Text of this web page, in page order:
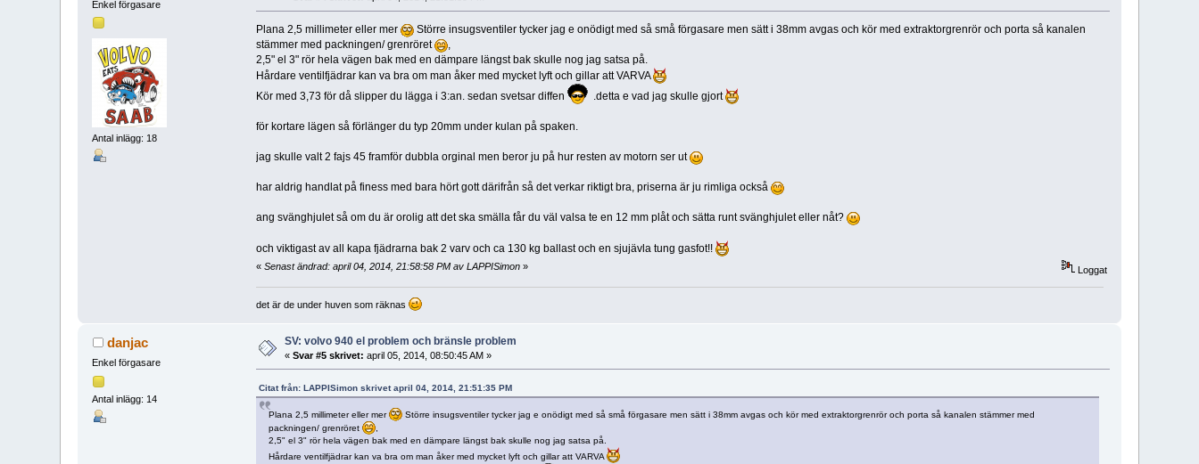
Enkel förgasare
Antal inlägg: 18
Plana 2,5 millimeter eller mer
Större insugsventiler tycker jag e onödigt med så små förgasare men sätt i 38mm avgas och kör med extraktorgrenrör och porta så kanalen
stämmer med packningen/ grenröret
,
2,5" el 3" rör hela vägen bak med en dämpare längst bak skulle nog jag satsa på.
Hårdare ventilfjädrar kan va bra om man åker med mycket lyft och gillar att VARVA
Kör med 3,73 för då slipper du lägga i 3:an. sedan svetsar diffen
.detta e vad jag skulle gjort
för kortare lägen så förlänger du typ 20mm under kulan på spaken.
jag skulle valt 2 fajs 45 framför dubbla orginal men beror ju på hur resten av motorn ser ut
har aldrig handlat på finess med bara hört gott därifrån så det verkar riktigt bra, priserna är ju rimliga också
ang svänghjulet så om du är orolig att det ska smälla får du väl valsa te en 12 mm plåt och sätta runt svänghjulet eller nåt?
och viktigast av all kapa fjädrarna bak 2 varv och ca 130 kg ballast och en sjujävla tung gasfot!!
« Senast ändrad: april 04, 2014, 21:58:58 PM av LAPPISimon» Loggat
det är de under huven som räknas
danjac
Enkel förgasare
Antal inlägg: 14
SV: volvo 940 el problem och bränsle problem
«Svar #5 skrivet: april 05, 2014, 08:50:45 AM »
Citat från: LAPPISimon skrivet april 04, 2014, 21:51:35 PM
Plana 2,5 millimeter eller mer
Större insugsventiler tycker jag e onödigt med så små förgasare men sätt i 38mm avgas och kör med extraktorgrenrör och porta så kanalen stämmer med
packningen/ grenröret
,
2,5" el 3" rör hela vägen bak med en dämpare längst bak skulle nog jag satsa på.
Hårdare ventilfjädrar kan va bra om man åker med mycket lyft och gillar att VARVA